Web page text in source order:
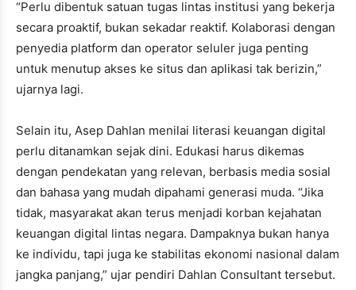
“Perlu dibentuk satuan tugas lintas institusi yang bekerja
secara proaktif, bukan sekadar reaktif. Kolaborasi dengan
penyedia platform dan operator seluler juga penting
untuk menutup akses ke situs dan aplikasi tak berizin,”
ujarnya lagi.
Selain itu, Asep Dahlan menilai literasi keuangan digital
perlu ditanamkan sejak dini. Edukasi harus dikemas
dengan pendekatan yang relevan, berbasis media sosial
dan bahasa yang mudah dipahami generasi muda. “Jika
tidak, masyarakat akan terus menjadi korban kejahatan
keuangan digital lintas negara. Dampaknya bukan hanya
ke individu, tapi juga ke stabilitas ekonomi nasional dalam
jangka panjang,” ujar pendiri Dahlan Consultant tersebut.